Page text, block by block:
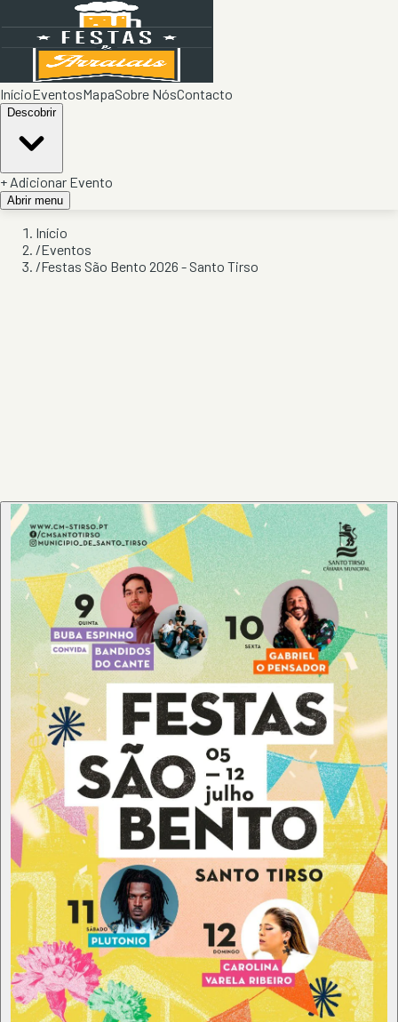
InícioEventosMapaSobre NósContacto
Descobrir
+ Adicionar Evento
Abrir menu
Início
/Eventos
/Festas São Bento 2026 - Santo Tirso